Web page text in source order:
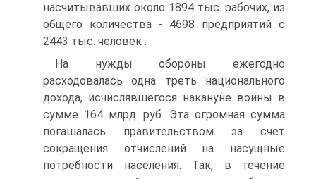
насчитывавших около 1894 тыс. рабочих, из
общего количества - 4698 предприятий с
2443 тыс. человек .
На нужды обороны ежегодно
расходовалась одна треть национального
дохода, исчислявшегося накануне войны в
сумме 164 млрд. руб. Эта огромная сумма
погашалась правительством за счет
сокращения отчислений на насущные
потребности населения. Так, в течение